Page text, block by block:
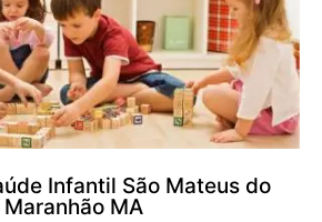
Infantil São Mateus do
Maranhão MA